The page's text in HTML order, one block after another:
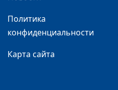
Политика
конфиденциальности
Карта сайта